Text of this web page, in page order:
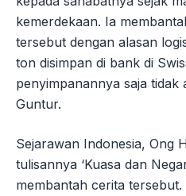
kemerdekaan. Ia
tersebut dengan alasan
ton disimpan di bank di
penyimpanannya saja tidak
Guntur.
Sejarawan Indonesia, Ong
tulisannya ‘Kuasa dan
membantah cerita